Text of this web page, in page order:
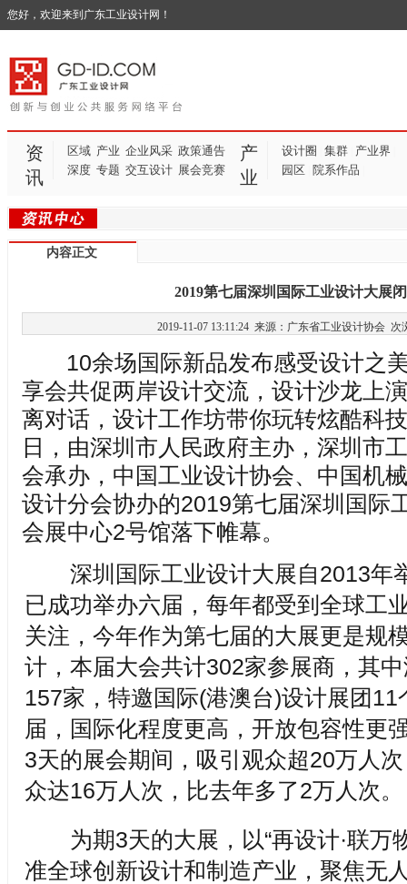
您好，欢迎来到广东工业设计网！
资
讯
区域 产业 企业风采 政策通告
深度 专题 交互设计 展会竞赛
产
业
设计圈 集群| 产业界
园区 院系作品
内容正文
2019第七届深圳国际工业设计大展
2019-11-07 13:11:24 来源：广东省工业设计协会 次
10余场国际新品发布感受设计之
享会共促两岸设计交流，设计沙龙上
离对话，设计工作坊带你玩转炫酷
日，由深圳市人民政府主办，深圳市
会承办，中国工业设计协会、中国机
设计分会协办的2019第七届深圳国际
会展中心2号馆落下帷幕。
深圳国际工业设计大展自2013年
已成功举办六届，每年都受到全球工
关注，今年作为第七届的大展更是规
计，本届大会共计302家参展商，其
157家，特邀国际(港澳台)设计展团11
届，国际化程度更高，开放包容性更
3天的展会期间，吸引观众超20万人
众达16万人次，比去年多了2万人次。
为期3天的大展，以“再设计·联万
准全球创新设计和制造产业，聚焦无